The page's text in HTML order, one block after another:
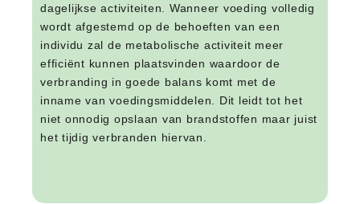
dagelijkse activiteiten. Wanneer voeding volledig
wordt afgestemd op de behoeften van een
individu zal de metabolische activiteit meer
efficiënt kunnen plaatsvinden waardoor de
verbranding in goede balans komt met de
inname van voedingsmiddelen. Dit leidt tot het
niet onnodig opslaan van brandstoffen maar juist
het tijdig verbranden hiervan.